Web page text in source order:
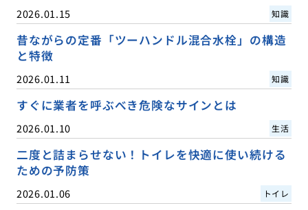
2026.01.15 知識
昔ながらの定番「ツーハンドル混合水栓」の構造
と特徴
2026.01.11 知識
すぐに業者を呼ぶべき危険なサインとは
2026.01.10 生活
二度と詰まらせない！トイレを快適に使い続ける
ための予防策
2026.01.06 トイレ